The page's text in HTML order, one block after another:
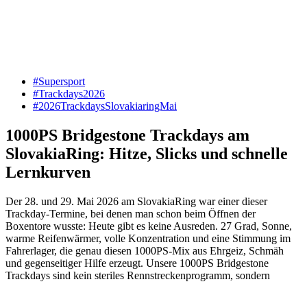
#Supersport
#Trackdays2026
#2026TrackdaysSlovakiaringMai
1000PS Bridgestone Trackdays am
SlovakiaRing: Hitze, Slicks und schnelle
Lernkurven
Der 28. und 29. Mai 2026 am SlovakiaRing war einer dieser
Trackday-Termine, bei denen man schon beim Öffnen der
Boxentore wusste: Heute gibt es keine Ausreden. 27 Grad, Sonne,
warme Reifenwärmer, volle Konzentration und eine Stimmung im
Fahrerlager, die genau diesen 1000PS-Mix aus Ehrgeiz, Schmäh
und gegenseitiger Hilfe erzeugt. Unsere 1000PS Bridgestone
Trackdays sind kein steriles Rennstreckenprogramm, sondern